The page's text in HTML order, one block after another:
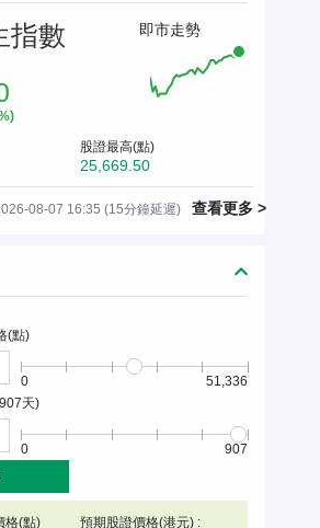
指數
)
即市走勢
股證最高(點)
25,669.50
08-07 16:35 (15分鐘延遲) 查看更多 >
(點)
0
51,336
天)
0 907
格(點) 預期股證價格(港元) :